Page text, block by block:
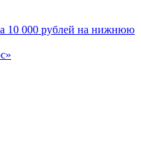
10 000 рублей на нижнюю